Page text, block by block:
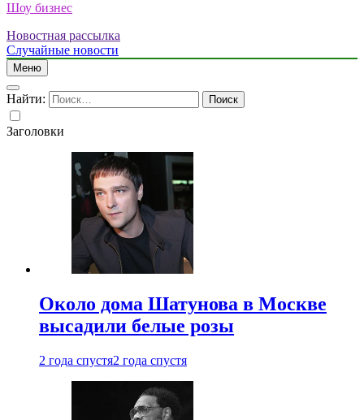
Шоу бизнес
Новостная рассылка
Случайные новости
Меню
Найти:
Заголовки
Около дома Шатунова в Москве
высадили белые розы
2 года спустя2 года спустя